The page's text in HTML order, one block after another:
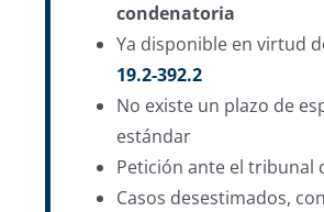
condenatoria
Ya disponible en virtud
19.2-392.2
No existe un plazo de
estándar
Petición ante el tribunal
Casos desestimados, con